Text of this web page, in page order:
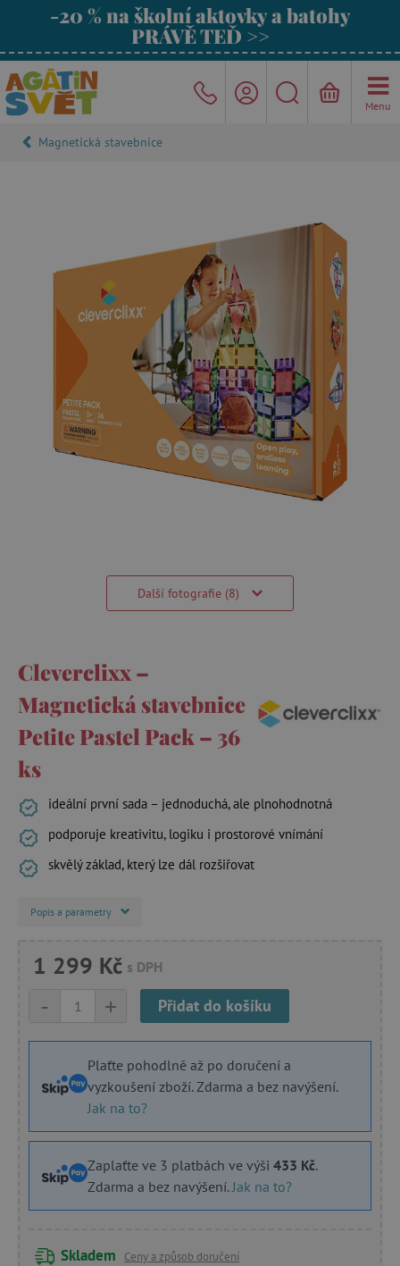
-20 % na školní aktovky a batohy
PRÁVĚ TEĎ >>
Menu
Magnetická stavebnice
Další fotografie (8)
Cleverclixx –
Magnetická stavebnice
Petite Pastel Pack – 36
ks
ideální první sada – jednoduchá, ale plnohodnotná
podporuje kreativitu, logiku i prostorové vnímání
skvělý základ, který lze dál rozšiřovat
Popis a parametry
1 299 Kč s DPH
+
- Přidat do košíku
Plaťte pohodlně až po doručení a
vyzkoušení zboží. Zdarma a bez navýšení.
Jak na to?
Zaplaťte ve 3 platbách ve výši 433 Kč.
Zdarma a bez navýšení. Jak na to?
Skladem Ceny a způsob doručení